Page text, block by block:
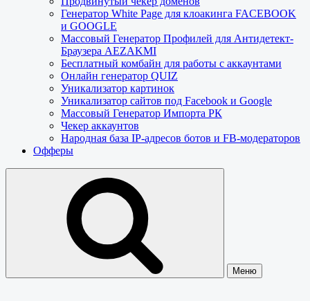
Генератор White Page для клоакинга FACEBOOK
и GOOGLE
Массовый Генератор Профилей для Антидетект-
Браузера AEZAKMI
Бесплатный комбайн для работы с аккаунтами
Онлайн генератор QUIZ
Уникализатор картинок
Уникализатор сайтов под Facebook и Google
Массовый Генератор Импорта РК
Чекер аккаунтов
Народная база IP-адресов ботов и FB-модераторов
Офферы
Меню